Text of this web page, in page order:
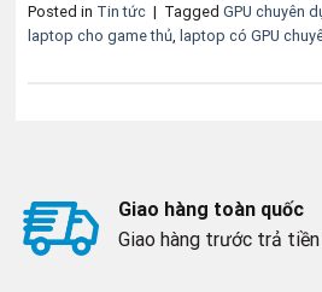
Posted in Tin tức | TaggedGPU chuyên
laptop cho game thủ
laptop có GPU
Giao hàng toàn quốc
Giao hàng trước trả